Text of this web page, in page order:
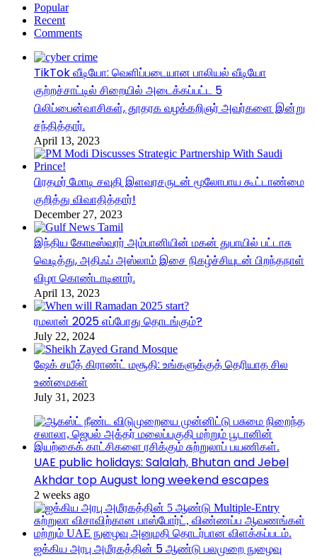
Popular
Recent
Comments
TikTok வீடியோ: வெளிப்படையான பாலியல் வீடியோ
குற்றச்சாட்டில் சிறையில் அடைக்கப்பட்ட 5
பிலிப்பைன்வாசிகள், தூதரக வழக்கறிஞர் அவர்களை இன்று
சந்தித்தார்.
April 13, 2023
பிரதமர் மோடி சவுதி இளவரசருடன் மூலோபாய கூட்டாண்மை
குறித்து விவாதித்தார்!
December 27, 2023
இந்திய கோடீஸ்வரர் அம்பானியின் மகன் துபாயில் பட்டாசு
வெடித்து, அதிஃப் அஸ்லாம் இசை நிகழ்ச்சியுடன் பிறந்தநாள்
விழா கொண்டாடினார்.
April 13, 2023
ரமலான் 2025 எப்போது தொடங்கும்?
July 22, 2024
ஷேக் சயீத் கிராண்ட் மசூதி: உங்களுக்குத் தெரியாத சில
உண்மைகள்
July 31, 2023
UAE public holidays: Salalah, Bhutan and Jebel
Akhdar top August long weekend escapes
2 weeks ago
ஐக்கிய அரபு அமீரகத்தின் 5 ஆண்டு பலமுறை நுழைவு